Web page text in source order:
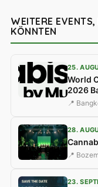
WEITERE
KÖNNTEN
25.
World
2026
📍
28.
📍
23.